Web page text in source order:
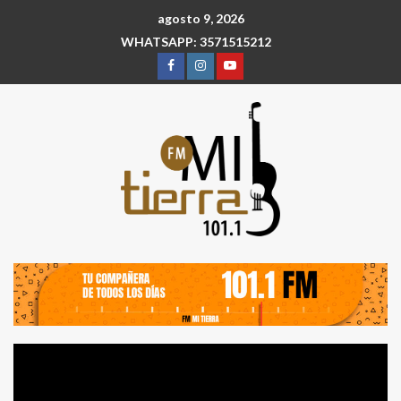
agosto 9, 2026
WHATSAPP: 3571515212